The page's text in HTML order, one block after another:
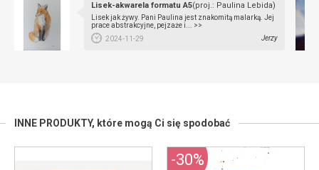
Lisek-akwarela formatu A5(proj.: Paulina Lebida)
Lisek jak żywy. Pani Paulina jest znakomitą malarką. Jej
prace abstrakcyjne, pejzaże i... >>
2024-11-29
Jerzy
INNE PRODUKTY, które mogą Ci się spodobać
-30%